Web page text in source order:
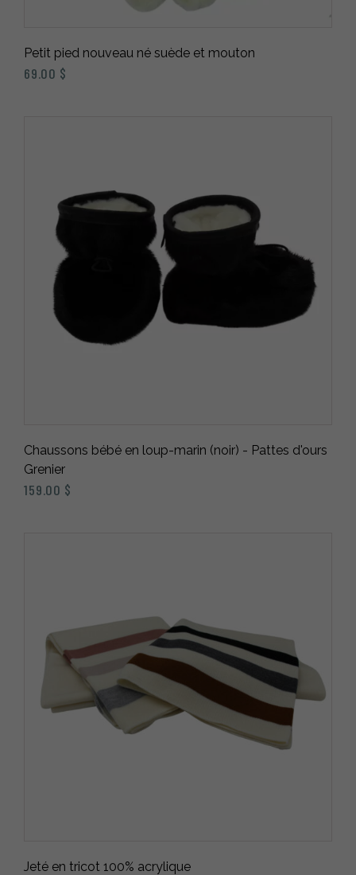
Petit pied nouveau né suède et mouton
69.00 $
Chaussons bébé en loup-marin (noir) - Pattes d'ours
Grenier
159.00 $
Jeté en tricot 100% acrylique